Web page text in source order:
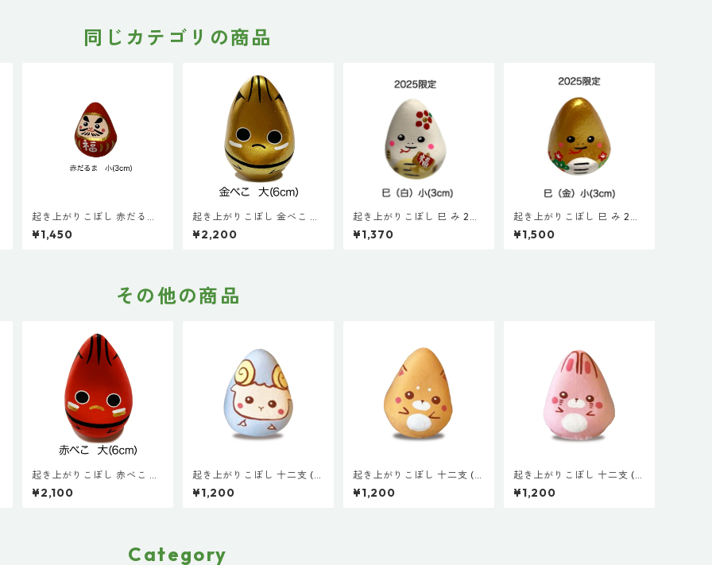
同じカテゴリの商品
起き上がりこぼし 赤だる
ま 赤 (小３cm) 絵付け 会
津 プチギフト インテリア お
¥1,450
起き上がりこぼし 金べこ 金
(大６cm) 絵付け 会津 プチ
ギフト インテリア お土産 プ
¥2,200
起き上がりこぼし 巳 み 202
5年限定 白蛇 (小３cm) 絵付
け 会津 プチギフト インテリ
¥1,370
起き上がりこぼし 巳 み 202
5年限定 金蛇 (小３cm) 絵付
け 会津 プチギフト インテリ
¥1,500
その他の商品
起き上がりこぼし 赤べこ 赤
(大６cm) 絵付け 会津 プチ
ギフト インテリア お土産 プ
¥2,100
起き上がりこぼし 十二支 (小
３cm) 未 ひつじ 絵付け 会
津 プチギフト インテリア お
¥1,200
起き上がりこぼし 十二支 (小
３cm) 戌 いぬ 絵付け 会津
プチギフト インテリア お土
¥1,200
起き上がりこぼし 十二支 (小
３cm) 卯 う 絵付け 会津 プ
チギフト インテリア お土産
¥1,200
Category